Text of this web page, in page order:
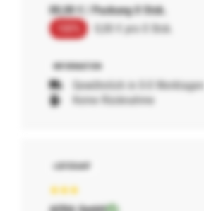
00,00 € / Packung 0 Stck.
0,00 € pro 0 Stck.
Gewöhnlich in 0-0 Werktagen
Keine Rücknahme